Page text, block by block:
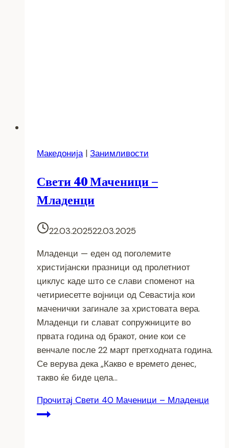
Македонија| Занимливости
Свети 40 Маченици –
Младенци
22.03.202522.03.2025
Младенци — еден од поголемите
христијански празници од пролетниот
циклус каде што се слави споменот на
четириесетте војници од Севастија кои
маченички загинале за христовата вера.
Младенци ги слават сопружниците во
првата година од бракот, оние кои се
венчале после 22 март претходната година.
Се верува дека „Какво е времето денес,
такво ќе биде цела…
Прочитај Свети 40 Маченици – Младенци